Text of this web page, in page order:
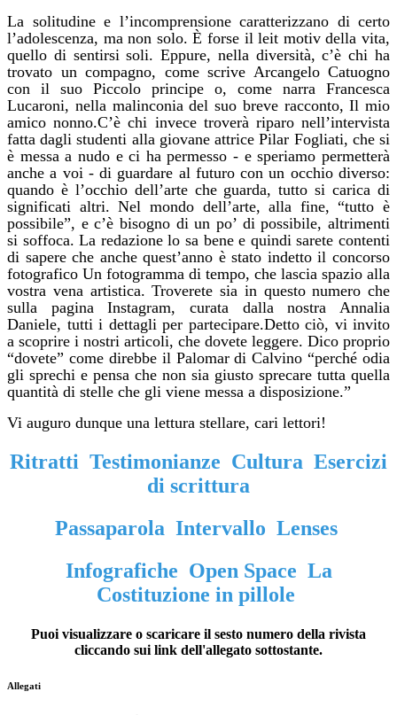
La solitudine e l’incomprensione caratterizzano di certo
l’adolescenza, ma non solo. È forse il leit motiv della vita,
quello di sentirsi soli. Eppure, nella diversità, c’è chi ha
trovato un compagno, come scrive Arcangelo Catuogno
con il suo Piccolo principe o, come narra Francesca
Lucaroni, nella malinconia del suo breve racconto, Il mio
amico nonno.C’è chi invece troverà riparo nell’intervista
fatta dagli studenti alla giovane attrice Pilar Fogliati, che si
è messa a nudo e ci ha permesso - e speriamo permetterà
anche a voi - di guardare al futuro con un occhio diverso:
quando è l’occhio dell’arte che guarda, tutto si carica di
significati altri. Nel mondo dell’arte, alla fine, “tutto è
possibile”, e c’è bisogno di un po’ di possibile, altrimenti
si soffoca. La redazione lo sa bene e quindi sarete contenti
di sapere che anche quest’anno è stato indetto il concorso
fotografico Un fotogramma di tempo, che lascia spazio alla
vostra vena artistica. Troverete sia in questo numero che
sulla pagina Instagram, curata dalla nostra Annalia
Daniele, tutti i dettagli per partecipare.Detto ciò, vi invito
a scoprire i nostri articoli, che dovete leggere. Dico proprio
“dovete” come direbbe il Palomar di Calvino “perché odia
gli sprechi e pensa che non sia giusto sprecare tutta quella
quantità di stelle che gli viene messa a disposizione.”
Vi auguro dunque una lettura stellare, cari lettori!
Ritratti Testimonianze Cultura Esercizi
di scrittura
Passaparola Intervallo Lenses
Infografiche Open Space La
Costituzione in pillole
Puoi visualizzare o scaricare il sesto numero della rivista
cliccando sui link dell'allegato sottostante.
Allegati